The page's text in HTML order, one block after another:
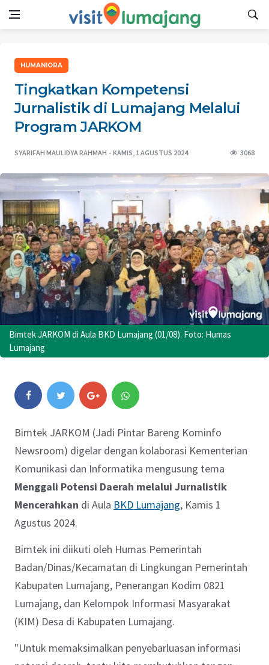
HUMANIORA
Tingkatkan Kompetensi
Jurnalistik di Lumajang Melalui
Program JARKOM
SYARIFAH MAULIDYA RAHMAH KAMIS, 1 AGUSTUS 2024 3068
Bimtek JARKOM di Aula BKD Lumajang (01/08). Foto: Humas
Lumajang
Bimtek JARKOM (Jadi Pintar Bareng Kominfo
Newsroom) digelar dengan kolaborasi Kementerian
Komunikasi dan Informatika mengusung tema
Menggali Potensi Daerah melalui Jurnalistik
Mencerahkan di Aula BKD Lumajang, Kamis 1
Agustus 2024.
Bimtek ini diikuti oleh Humas Pemerintah
Badan/Dinas/Kecamatan di Lingkungan Pemerintah
Kabupaten Lumajang, Penerangan Kodim 0821
Lumajang, dan Kelompok Informasi Masyarakat
(KIM) Desa di Kabupaten Lumajang.
"Untuk memaksimalkan penyebarluasan informasi